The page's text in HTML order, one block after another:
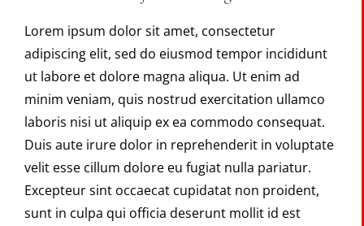
SUMMER PROGRAMS
The Portal
SEARCH
FOR:
Lorem ipsum dolor sit amet, consectetur
adipiscing elit, sed do eiusmod tempor incididunt
ut labore et dolore magna aliqua. Ut enim ad
minim veniam, quis nostrud exercitation ullamco
laboris nisi ut aliquip ex ea commodo consequat.
Duis aute irure dolor in reprehenderit in voluptate
velit esse cillum dolore eu fugiat nulla pariatur.
Excepteur sint occaecat cupidatat non proident,
sunt in culpa qui officia deserunt mollit id est